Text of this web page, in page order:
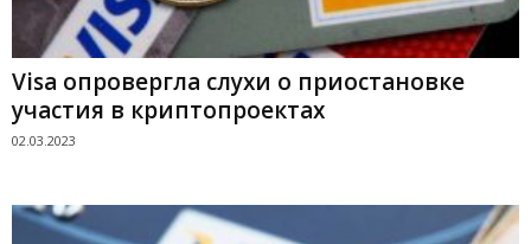
Visa опровергла слухи о приостановке
участия в криптопроектах
02.03.2023